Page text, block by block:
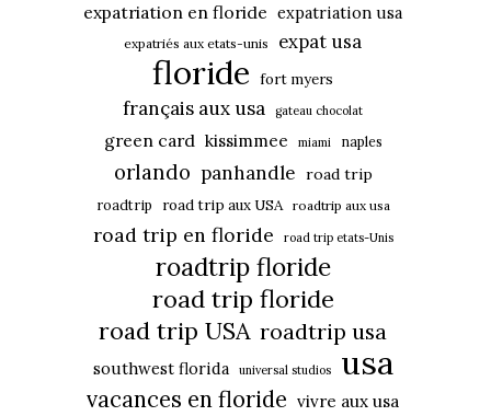
expatriation en floride expatriation usa
expatriés aux etats-unis expat usa
floride fort myers
français aux usa gateau chocolat
green card kissimmee miami naples
orlando panhandle road trip
roadtrip road trip aux USA roadtrip aux usa
road trip en floride road trip etats-Unis
roadtrip floride
road trip floride
road trip USA roadtrip usa
southwest florida universal studios usa
vacances en floride vivre aux usa